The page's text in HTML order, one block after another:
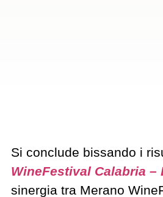
Si conclude bissando i
WineFestival Calabria –
sinergia tra Merano